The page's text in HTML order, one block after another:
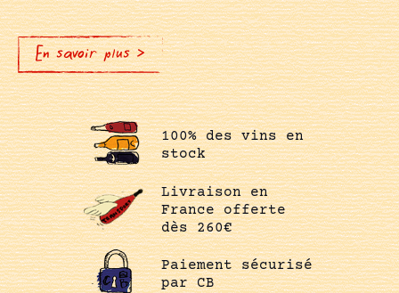
En savoir plus >
100% des vins en
stock
Livraison en
France offerte
dès 260€
Paiement sécurisé
par CB